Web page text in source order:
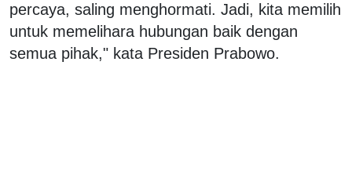
percaya, saling menghormati. Jadi, kita memilih
untuk memelihara hubungan baik dengan
semua pihak," kata Presiden Prabowo.